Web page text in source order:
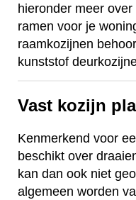
hieronder meer
ramen voor je
raamkozijnen
kunststof
Vast kozijn
Kenmerkend voor
beschikt over
kan dan ook niet
algemeen worden